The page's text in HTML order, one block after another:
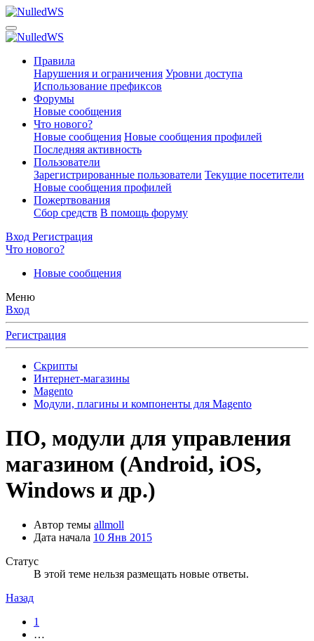
Правила
Нарушения и ограничения Уровни доступа
Использование префиксов
Форумы
Новые сообщения
Что нового?
Новые сообщения Новые сообщения профилей
Последняя активность
Пользователи
Зарегистрированные пользователи Текущие посетители
Новые сообщения профилей
Пожертвования
Сбор средств В помощь форуму
Вход Регистрация
Что нового?
Новые сообщения
Меню
Вход
Регистрация
Скрипты
Интернет-магазины
Magento
Модули, плагины и компоненты для Magento
ПО, модули для управления
магазином (Android, iOS,
Windows и др.)
Автор темы allmoll
Дата начала 10 Янв 2015
Статус
В этой теме нельзя размещать новые ответы.
Назад
1
…